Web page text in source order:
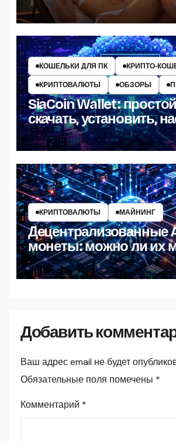
КОШЕЛЬКИ ДЛЯ ПК
КРИПТОВАЛЮТЫ
ОБЗОРЫ
SiaCoin Wallet:
скачать, установить,
и пользоваться
КРИПТОВАЛЮТЫ МАЙНИНГ
Децентрализованные
монеты: можно ли их
Добавить
Ваш адрес email не будет
Обязательные поля помечены *
Комментарий *